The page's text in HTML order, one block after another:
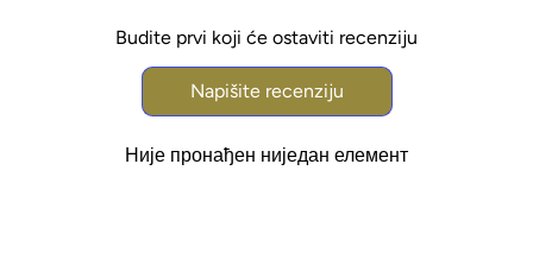
Budite prvi koji će ostaviti recenziju
Napišite recenziju
Није пронађен ниједан елемент